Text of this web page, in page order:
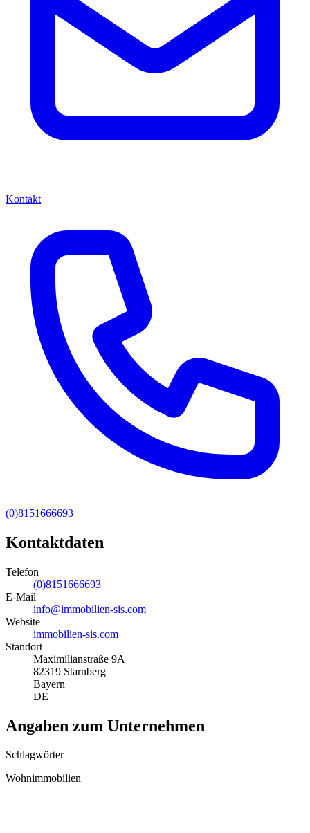
Kontakt
(0)8151666693
Kontaktdaten
Telefon
(0)8151666693
E-Mail
info@immobilien-sis.com
Website
immobilien-sis.com
Standort
Maximilianstraße 9A
82319 Starnberg
Bayern
DE
Angaben zum Unternehmen
Schlagwörter
Wohnimmobilien